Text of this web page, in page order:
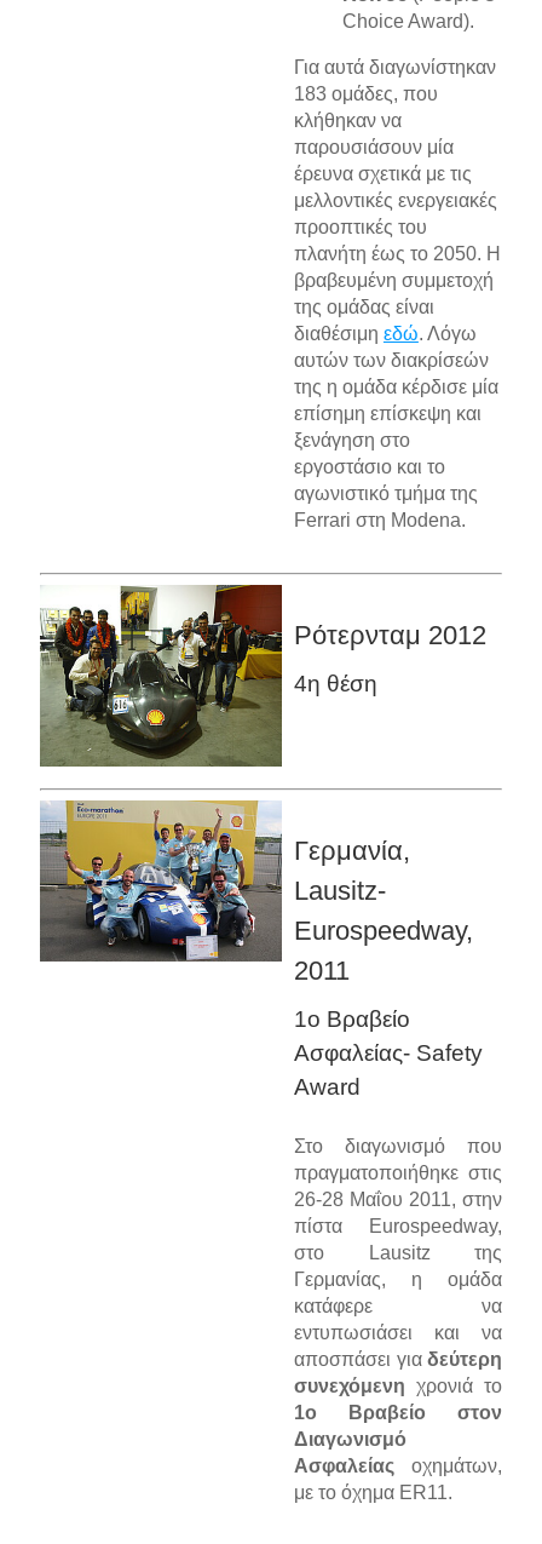
Choice Award).
Για αυτά διαγωνίστηκαν
183 ομάδες, που
κλήθηκαν να
παρουσιάσουν μία
έρευνα σχετικά με τις
μελλοντικές ενεργειακές
προοπτικές του
πλανήτη έως το 2050. Η
βραβευμένη συμμετοχή
της ομάδας είναι
διαθέσιμη εδώ. Λόγω
αυτών των διακρίσεών
της η ομάδα κέρδισε μία
επίσημη επίσκεψη και
ξενάγηση στο
εργοστάσιο και το
αγωνιστικό τμήμα της
Ferrari στη Modena.
Ρότερνταμ 2012
4η θέση
Γερμανία,
Lausitz-
Eurospeedway,
2011
1ο Βραβείο
Ασφαλείας- Safety
Award
Στο διαγωνισμό που
πραγματοποιήθηκε στις
26-28 Μαΐου 2011, στην
πίστα Eurospeedway,
στο Lausitz της
Γερμανίας, η ομάδα
κατάφερε να
εντυπωσιάσει και να
αποσπάσει γιαδεύτερη
συνεχόμενη χρονιά το
1ο Βραβείο στον
Διαγωνισμό
Ασφαλείας οχημάτων,
με το όχημα ER11.